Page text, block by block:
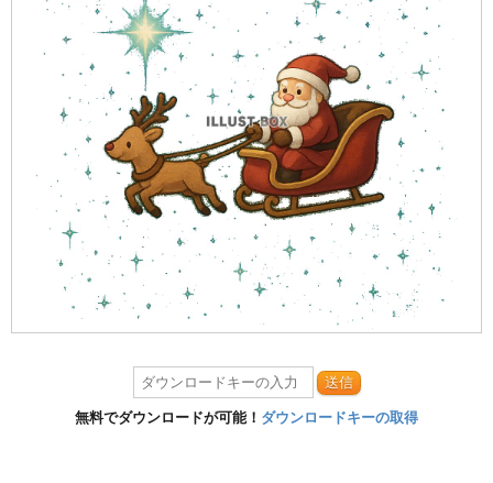
送信
無料でダウンロードが可能！ ダウンロードキーの取得